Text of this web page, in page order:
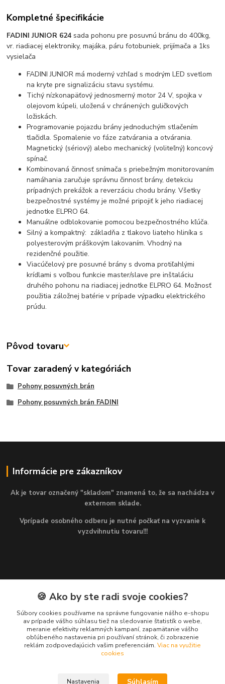
Kompletné špecifikácie
FADINI JUNIOR 624 sada pohonu pre posuvnú bránu do 400kg,
vr. riadiacej elektroniky, majáka, páru fotobuniek, prijímača a 1ks
vysielača
FADINI JUNIOR má moderný vzhľad s modrým LED svetlom
na kryte pre signalizáciu stavu systému.
Tichý nízkonapäťový jednosmerný motor 24 V, spojka v
olejovom kúpeli, uložená v chránených guličkových
ložiskách.
Programovanie pojazdu brány jednoduchým stlačením
tlačidla. Spomalenie vo fáze zatvárania a otvárania.
Magnetický (sériový) alebo mechanický (voliteľný) koncový
spínač.
Kombinovaná činnosť snímača s priebežným monitorovaním
namáhania zaručuje správnu činnosť brány, detekciu
prípadných prekážok a reverzáciu chodu brány. Všetky
bezpečnostné systémy je možné pripojiť k jeho riadiacej
jednotke ELPRO 64.
Manuálne odblokovanie pomocou bezpečnostného kľúča.
Silný a kompaktný: základňa z tlakovo liateho hliníka s
polyesterovým práškovým lakovaním. Vhodný na
rezidenčné použitie.
Viacúčelový pre posuvné brány s dvoma protiľahlými
krídlami s voľbou funkcie master/slave pre inštaláciu
druhého pohonu na riadiacej jednotke ELPRO 64. Možnosť
použitia záložnej batérie v prípade výpadku elektrického
prúdu.
Pôvod tovaru
Tovar zaradený v kategóriách
Pohony posuvných brán
Pohony posuvných brán FADINI
Informácie pre zákazníkov
Ak je tovar označený "skladom" znamená to, že sa nachádza v
externom sklade.
Vprípade osobného odberu je nutné počkať na vyzvanie k
vyzdvihnutiu tovaru!!!
Kontakty
Martin
+421 949 143 523
(Po-Pia, 8-16 hod.)
🍪 Ako by ste radi svoje cookies?
Súbory cookies používame na správne fungovanie nášho e-shopu
av prípade vášho súhlasu tiež na sledovanie štatistík o webe,
meranie efektivity reklamných kampaní, zapamätanie vášho
obľúbeného nastavenia pri používaní stránok, či zobrazenie
reklám zodpovedajúcich vašim preferenciám. Viac na využitie
cookies
Nastavenia Súhlasím